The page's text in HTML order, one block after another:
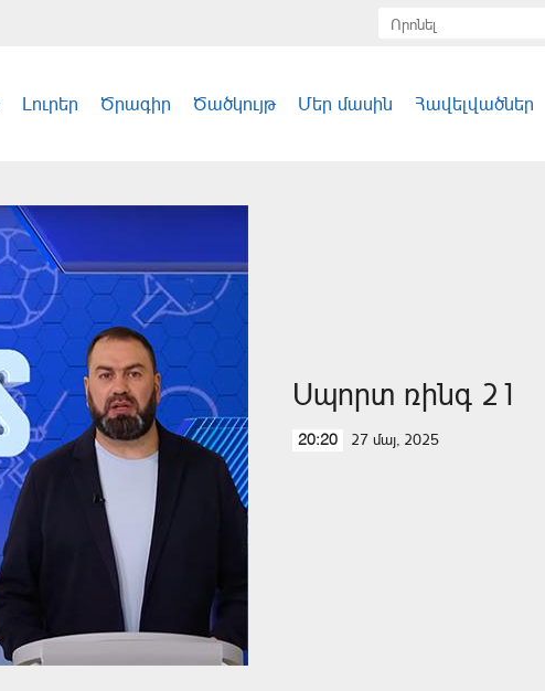
Լուրեր Ծրագիր Ծածկույթ Մեր մասին Հավելվածներ
Սպորտ ռինգ 21
20:20 27 մայ, 2025